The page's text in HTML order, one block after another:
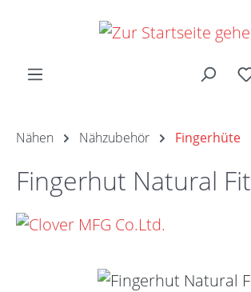
Zum Hauptinhalt springen
Nähen Nähzubehör Fingerhüte
Fingerhut Natural Fit
Bildergalerie überspringen